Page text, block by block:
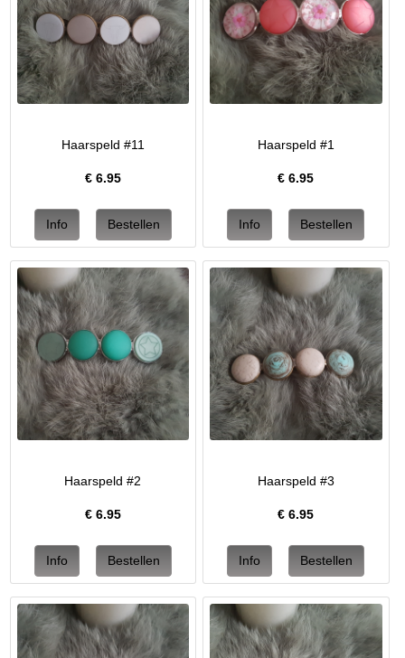
Haarspeld #11
€ 6.95
Haarspeld #1
€6.95
Haarspeld #2
€ 6.95
Haarspeld #3
€6.95